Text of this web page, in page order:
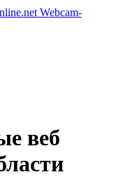
Webcam-
веб